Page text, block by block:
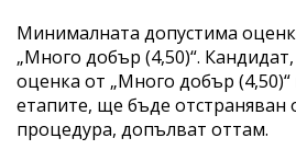
Минималната допустима
„Много добър (4,50)“.
оценка от „Много добър
етапите, ще бъде отстраняван
процедура, допълват оттам.